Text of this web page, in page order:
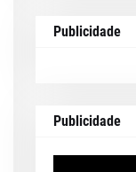
Publicidade
Publicidade